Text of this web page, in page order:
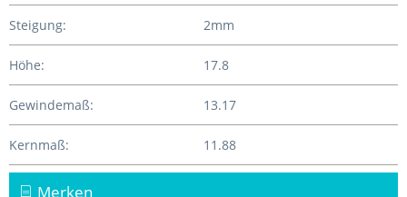
Steigung: 2mm
Höhe: 17.8
Gewindemaß: 13.17
Kernmaß: 11.88
Merken